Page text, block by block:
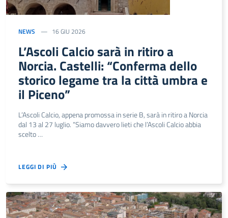
NEWS 16 GIU 2026
L’Ascoli Calcio sarà in ritiro a
Norcia. Castelli: “Conferma dello
storico legame tra la città umbra e
il Piceno”
L’Ascoli Calcio, appena promossa in serie B, sarà in ritiro a Norcia
dal 13 al 27 luglio. “Siamo davvero lieti che l’Ascoli Calcio abbia
scelto …
LEGGI DI PIÙ